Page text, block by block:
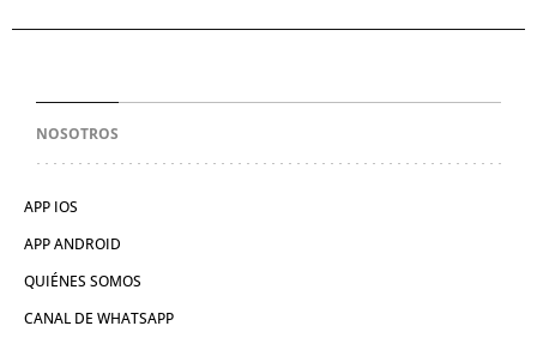
NOSOTROS
APP IOS
APP ANDROID
QUIÉNES SOMOS
CANAL DE WHATSAPP